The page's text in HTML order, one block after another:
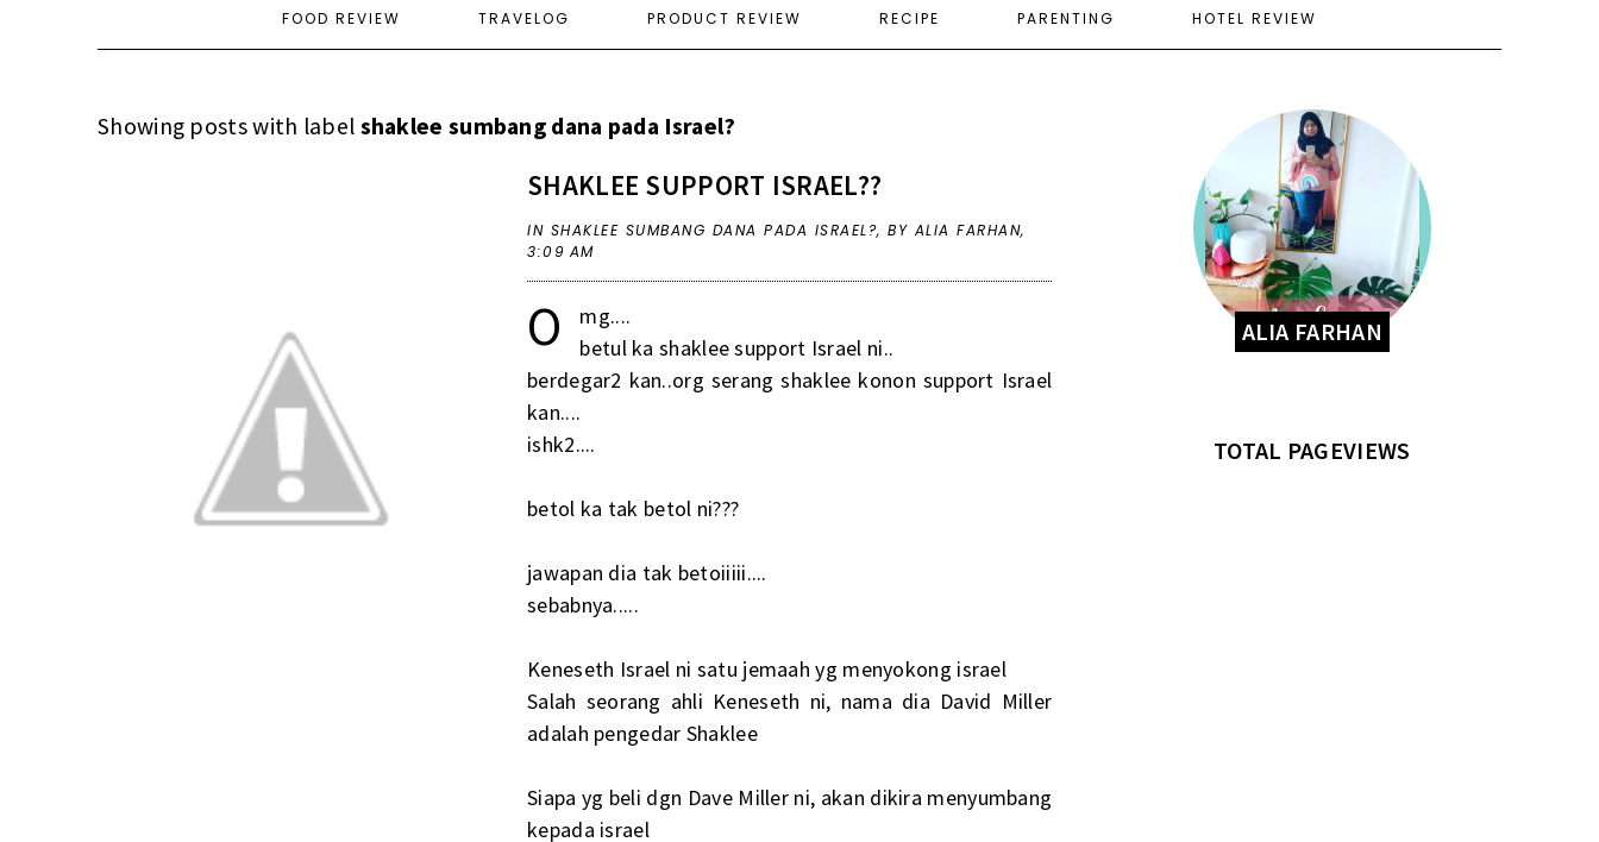
FOOD REVIEW TRAVELOG PRODUCT REVIEW RECIPE PARENTING HOTEL REVIEW
Showing posts with label shaklee sumbang dana pada Israel?
SHAKLEE SUPPORT ISRAEL??
IN SHAKLEE SUMBANG DANA PADA ISRAEL?,BY ALIA FARHAN,
3:09 AM
O
mg....
betul ka shaklee support Israel ni..
berdegar2 kan..org serang shaklee konon support Israel
kan....
ishk2....
betol ka tak betol ni???
jawapan dia tak betoiiiii....
sebabnya.....
Keneseth Israel ni satu jemaah yg menyokong israel
Salah seorang ahli Keneseth ni, nama dia David Miller
adalah pengedar Shaklee
Siapa yg beli dgn Dave Miller ni, akan dikira menyumbang
kepada israel
ALIA FARHAN
TOTAL PAGEVIEWS